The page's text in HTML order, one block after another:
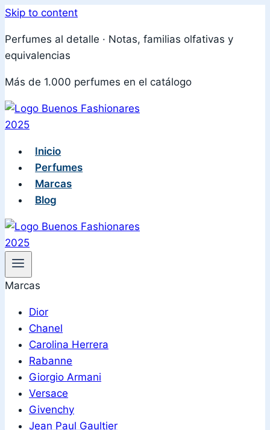
Skip to content
Perfumes al detalle · Notas, familias olfativas y
equivalencias
Más de 1.000 perfumes en el catálogo
Inicio
Perfumes
Marcas
Blog
Marcas
Dior
Chanel
Carolina Herrera
Rabanne
Giorgio Armani
Versace
Givenchy
Jean Paul Gaultier